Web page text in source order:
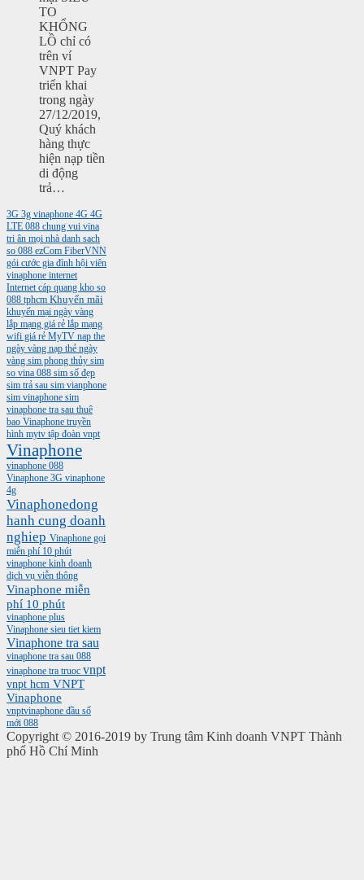
TO
KHỔNG
LỒ chỉ có
trên ví
VNPT Pay
triển khai
trong ngày
27/12/2019,
Quý khách
hàng thực
hiện nạp tiền
di động
trả…
3G 3g vinaphone 4G 4G
LTE 088 chung vui vina
tri ân mọi nhà danh sach
so 088 ezCom FiberVNN
gói cước gia đình hội viên
vinaphone internet
Internet cáp quang kho so
088 tphcm Khuyến mãi
khuyến mại ngày vàng
lắp mạng giá rẻ lắp mạng
wifi giá rẻ MyTV nap the
ngày vàng nạp thẻ ngày
vàng sim phong thủy sim
so vina 088 sim số đẹp
sim trả sau sim vianphone
sim vinaphone sim
vinaphone tra sau thuê
bao Vinaphone truyền
hình mytv tập đoàn vnpt
Vinaphone
vinaphone 088
Vinaphone 3G vinaphone
4g
Vinaphonedong
hanh cung doanh
nghiep Vinaphone gọi
miễn phí 10 phút
vinaphone kinh doanh
dịch vụ viễn thông
Vinaphone miễn
phí 10 phút
vinaphone plus
Vinaphone sieu tiet kiem
Vinaphone tra sau
vinaphone tra sau 088
vinaphone tra truoc vnpt
vnpt hcm VNPT
Vinaphone
vnptvinaphone đầu số
mới 088
Copyright © 2016-2019 by Trung tâm Kinh doanh VNPT Thành
phố Hồ Chí Minh